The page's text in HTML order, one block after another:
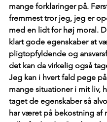
mange forklaringer på.
fremmest tror jeg, jeg er
med en lidt for høj moral.
klart gode egenskaber at
pligtopfyldende og
det kan da virkelig også
Jeg kan i hvert fald pege
mange situationer i mit liv,
taget de egenskaber så
har været på bekostning af